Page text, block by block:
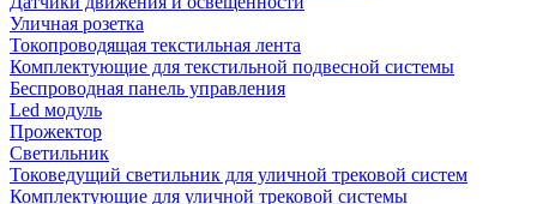
Уличная розетка
Токопроводящая текстильная лента
Комплектующие для текстильной подвесной системы
Беспроводная панель управления
Led модуль
Прожектор
Светильник
Токоведущий светильник для уличной трековой систем
Комплектующие для уличной трековой системы